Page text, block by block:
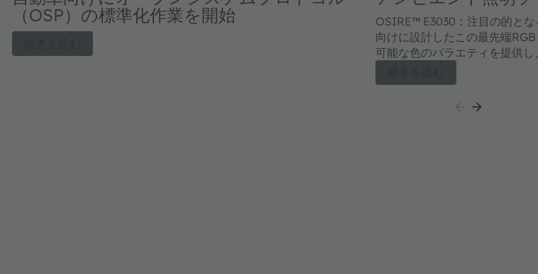
（OSP）の標準化作業を開始
OSIRE™ E3030：注目の的と
向けに設計したこの最先端
可能な色のバラエティを提供